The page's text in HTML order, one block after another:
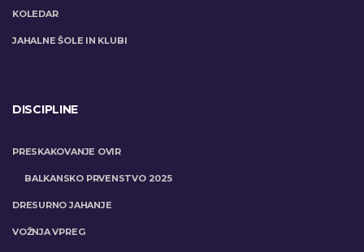
KOLEDAR
JAHALNE ŠOLE IN KLUBI
DISCIPLINE
PRESKAKOVANJE OVIR
BALKANSKO PRVENSTVO 2025
DRESURNO JAHANJE
VOŽNJA VPREG